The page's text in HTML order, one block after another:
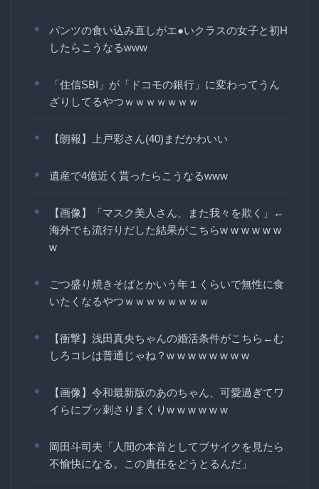
パンツの食い込み直しがエ●いクラスの女子と初H
したらこうなるwww
「住信SBI」が「ドコモの銀行」に変わってうん
ざりしてるやつｗｗｗｗｗｗｗ
【朗報】上戸彩さん(40)まだかわいい
遺産で4億近く貰ったらこうなるwww
【画像】「マスク美人さん、また我々を欺く」←
海外でも流行りだした結果がこちらw w w w w w
w
ごつ盛り焼きそばとかいう年１くらいで無性に食
いたくなるやつｗｗｗｗｗｗｗｗ
【衝撃】浅田真央ちゃんの婚活条件がこちら←む
しろコレは普通じゃね？w w w w w w w w
【画像】令和最新版のあのちゃん、可愛過ぎてワ
イらにブッ刺さりまくりw w w w w w
岡田斗司夫「人間の本音としてブサイクを見たら
不愉快になる。この責任をどうとるんだ」